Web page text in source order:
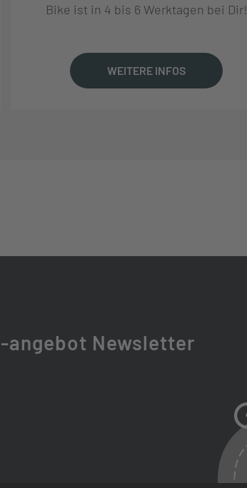
Bike ist in 4 bis 6 Werktagen bei Dir!
WEITERE INFOS
angebot Newsletter